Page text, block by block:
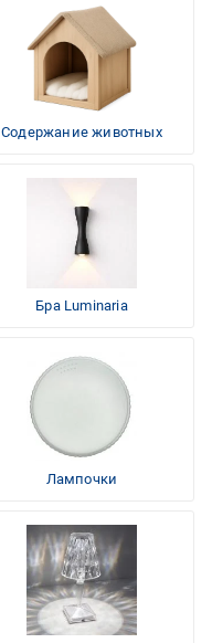
Содержание животных
Бра Luminaria
Лампочки